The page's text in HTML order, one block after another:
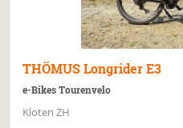
THÖMUS Longrider E3
e-Bikes Tourenvelo
Kloten ZH